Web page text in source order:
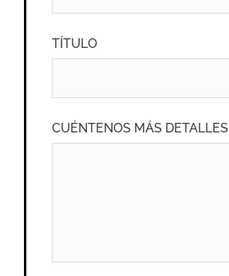
TÍTULO
CUÉNTENOS MÁS DETALLES